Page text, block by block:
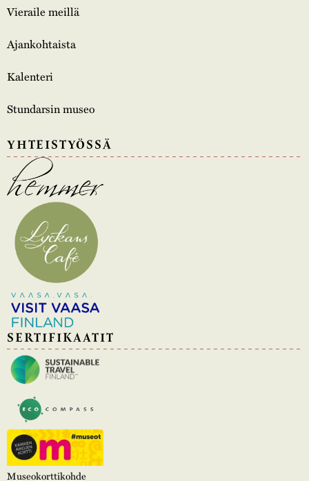
Vieraile meillä
Ajankohtaista
Kalenteri
Stundarsin museo
YHTEISTYÖSSÄ
SERTIFIKAATIT
Museokorttikohde